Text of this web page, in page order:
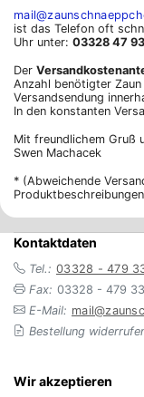
ist das Telefon oft
Uhr unter: 03328 47
Der
Anzahl benötigter
Versandsendung
In den konstanten
Mit freundlichem Gruß
Swen Machacek
* (Abweichende
Kontaktdaten
Tel.: 03328 - 479
Fax: 03328 - 479
E-Mail:
Bestellung
Wir akzeptieren